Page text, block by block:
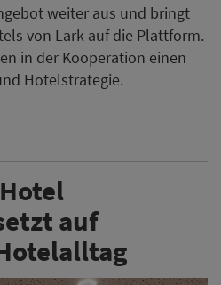
weiter aus und bringt
von Lark auf die Plattform.
in der Kooperation einen
Hotelstrategie.
auf